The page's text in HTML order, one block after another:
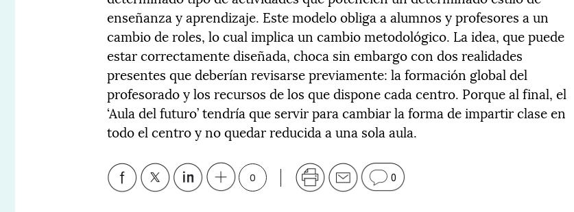
enseñanza y aprendizaje. Este modelo obliga a alumnos y profesores a un
cambio de roles, lo cual implica un cambio metodológico. La idea, que puede
estar correctamente diseñada, choca sin embargo con dos realidades
presentes que deberían revisarse previamente: la formación global del
profesorado y los recursos de los que dispone cada centro. Porque al final, el
‘Aula del futuro’ tendría que servir para cambiar la forma de impartir clase en
todo el centro y no quedar reducida a una sola aula.
0 0